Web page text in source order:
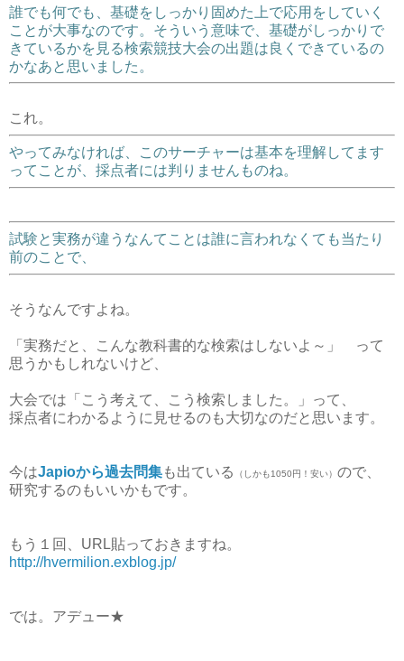
誰でも何でも、基礎をしっかり固めた上で応用をしていく
ことが大事なのです。そういう意味で、基礎がしっかりで
きているかを見る検索競技大会の出題は良くできているの
かなあと思いました。
これ。
やってみなければ、このサーチャーは基本を理解してます
ってことが、採点者には判りませんものね。
試験と実務が違うなんてことは誰に言われなくても当たり
前のことで、
そうなんですよね。
「実務だと、こんな教科書的な検索はしないよ～」 って
思うかもしれないけど、
大会では「こう考えて、こう検索しました。」って、
採点者にわかるように見せるのも大切なのだと思います。
今はJapioから過去問集も出ている （しかも1050円！安い） ので、
研究するのもいいかもです。
もう１回、URL貼っておきますね。
http://hvermilion.exblog.jp/
では。アデュー★